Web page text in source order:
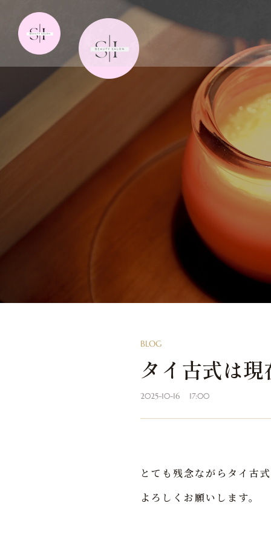
BLOG
タイ古式は
2025-10-16 17:00
とても残念ながらタイ古
よろしくお願いします。